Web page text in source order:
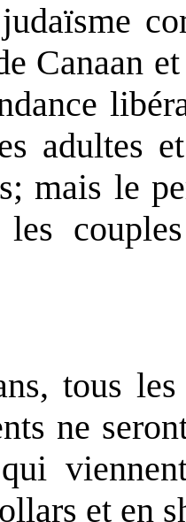
Canaan
adultes
mais le
tous
ne
et en